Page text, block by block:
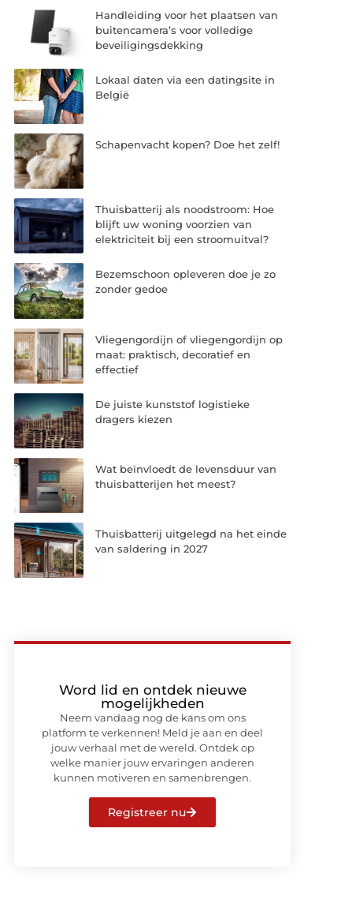
Handleiding voor het plaatsen van
buitencamera’s voor volledige
beveiligingsdekking
Lokaal daten via een datingsite in
België
Schapenvacht kopen? Doe het zelf!
Thuisbatterij als noodstroom: Hoe
blijft uw woning voorzien van
elektriciteit bij een stroomuitval?
Bezemschoon opleveren doe je zo
zonder gedoe
Vliegengordijn of vliegengordijn op
maat: praktisch, decoratief en
effectief
De juiste kunststof logistieke
dragers kiezen
Wat beïnvloedt de levensduur van
thuisbatterijen het meest?
Thuisbatterij uitgelegd na het einde
van saldering in 2027
Word lid en ontdek nieuwe
mogelijkheden
Neem vandaag nog de kans om ons
platform te verkennen! Meld je aan en deel
jouw verhaal met de wereld. Ontdek op
welke manier jouw ervaringen anderen
kunnen motiveren en samenbrengen.
Registreer nu